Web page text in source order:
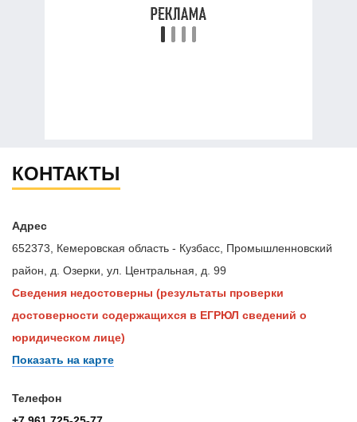
КОНТАКТЫ
Адрес
652373, Кемеровская область - Кузбасс, Промышленновский
район, д. Озерки, ул. Центральная, д. 99
Сведения недостоверны (результаты проверки
достоверности содержащихся в ЕГРЮЛ сведений о
юридическом лице)
Показать на карте
Телефон